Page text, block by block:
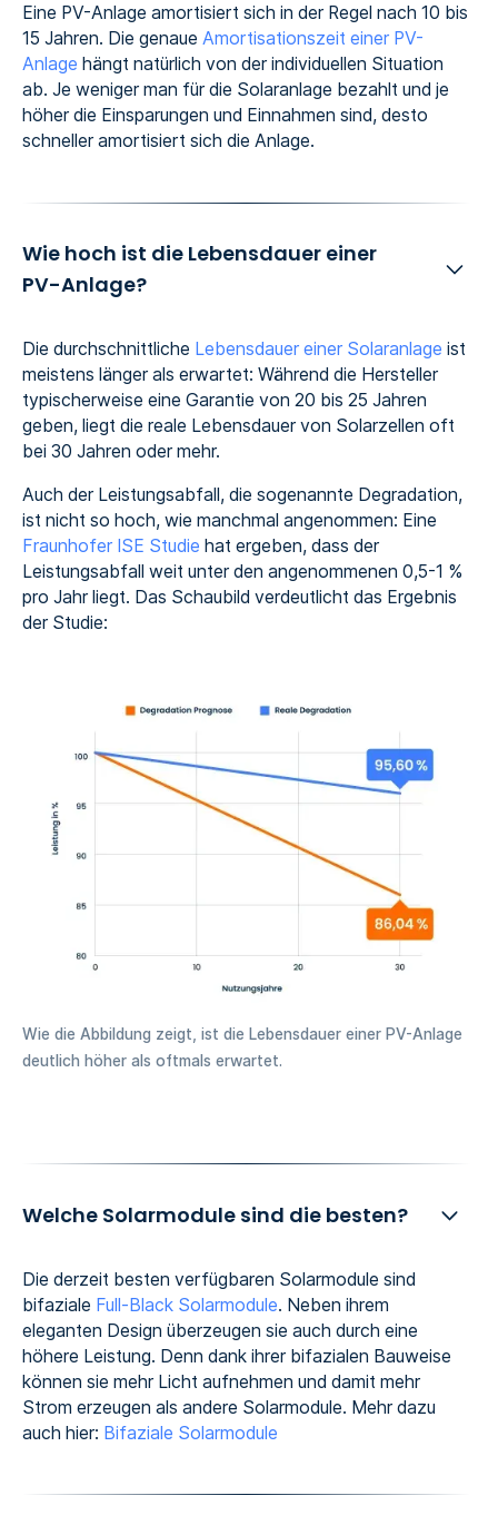
Eine PV-Anlage amortisiert sich in der Regel nach 10 bis
15 Jahren. Die genaue Amortisationszeit einer PV-
Anlage hängt natürlich von der individuellen Situation
ab. Je weniger man für die Solaranlage bezahlt und je
höher die Einsparungen und Einnahmen sind, desto
schneller amortisiert sich die Anlage.
Wie hoch ist die Lebensdauer einer
PV-Anlage?
Die durchschnittliche Lebensdauer einer Solaranlage ist
meistens länger als erwartet: Während die Hersteller
typischerweise eine Garantie von 20 bis 25 Jahren
geben, liegt die reale Lebensdauer von Solarzellen oft
bei 30 Jahren oder mehr.
Auch der Leistungsabfall, die sogenannte Degradation,
ist nicht so hoch, wie manchmal angenommen: Eine
Fraunhofer ISE Studie hat ergeben, dass der
Leistungsabfall weit unter den angenommenen 0,5-1 %
pro Jahr liegt. Das Schaubild verdeutlicht das Ergebnis
der Studie:
Wie die Abbildung zeigt, ist die Lebensdauer einer PV-Anlage
deutlich höher als oftmals erwartet.
Welche Solarmodule sind die besten?
Die derzeit besten verfügbaren Solarmodule sind
bifaziale Full-Black Solarmodule. Neben ihrem
eleganten Design überzeugen sie auch durch eine
höhere Leistung. Denn dank ihrer bifazialen Bauweise
können sie mehr Licht aufnehmen und damit mehr
Strom erzeugen als andere Solarmodule. Mehr dazu
auch hier: Bifaziale Solarmodule